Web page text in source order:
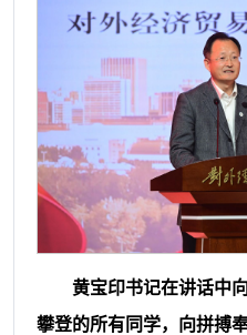
黄宝印书记在讲话中
攀登的所有同学，向拼搏